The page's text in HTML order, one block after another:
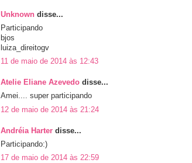
Unknown disse...
Participando
bjos
luiza_direitogv
11 de maio de 2014 às 12:43
Atelie Eliane Azevedo disse...
Amei.... super participando
12 de maio de 2014 às 21:24
Andréia Harter disse...
Participando:)
17 de maio de 2014 às 22:59